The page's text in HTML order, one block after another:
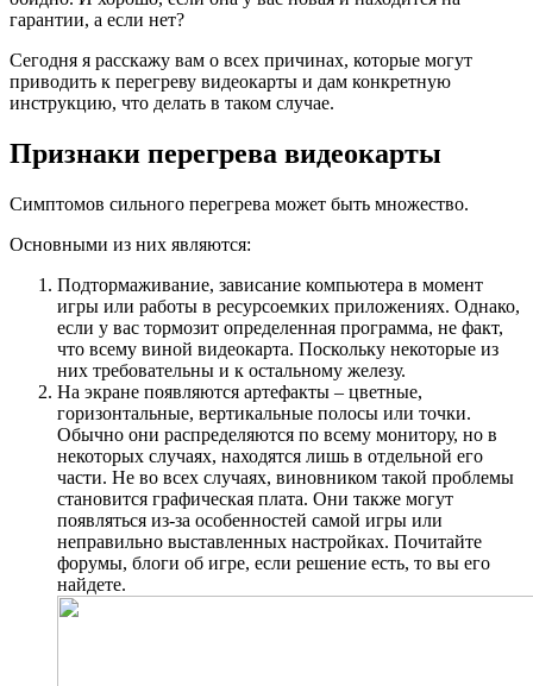
гарантии, а если нет?
Сегодня я расскажу вам о всех причинах, которые могут
приводить к перегреву видеокарты и дам конкретную
инструкцию, что делать в таком случае.
Признаки перегрева видеокарты
Симптомов сильного перегрева может быть множество.
Основными из них являются:
Подтормаживание, зависание компьютера в момент
игры или работы в ресурсоемких приложениях. Однако,
если у вас тормозит определенная программа, не факт,
что всему виной видеокарта. Поскольку некоторые из
них требовательны и к остальному железу.
На экране появляются артефакты – цветные,
горизонтальные, вертикальные полосы или точки.
Обычно они распределяются по всему монитору, но в
некоторых случаях, находятся лишь в отдельной его
части. Не во всех случаях, виновником такой проблемы
становится графическая плата. Они также могут
появляться из-за особенностей самой игры или
неправильно выставленных настройках. Почитайте
форумы, блоги об игре, если решение есть, то вы его
найдете.